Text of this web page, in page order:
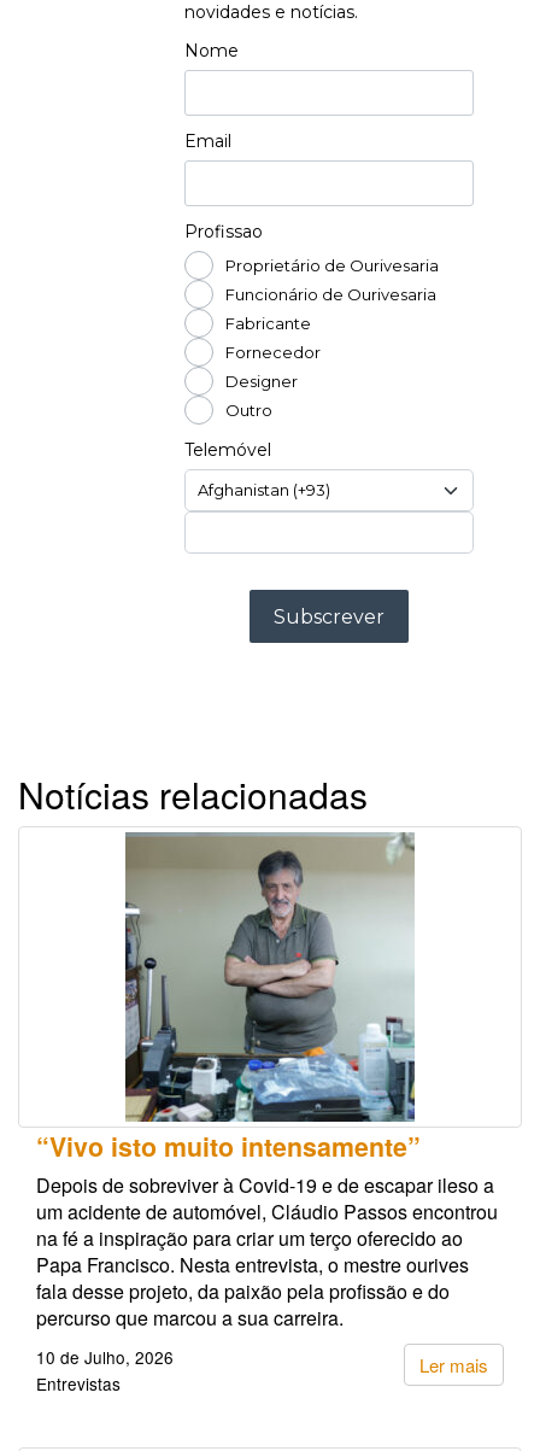
Notícias relacionadas
“Vivo isto muito intensamente”
Depois de sobreviver à Covid-19 e de escapar ileso a
um acidente de automóvel, Cláudio Passos encontrou
na fé a inspiração para criar um terço oferecido ao
Papa Francisco. Nesta entrevista, o mestre ourives
fala desse projeto, da paixão pela profissão e do
percurso que marcou a sua carreira.
Ler mais
10 de Julho, 2026
Entrevistas